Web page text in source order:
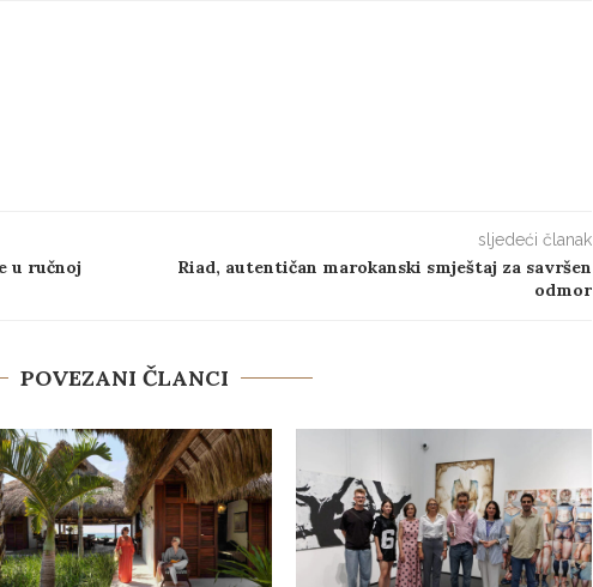
u ručnoj
sljedeći članak
Riad, autentičan marokanski smještaj za savršen
odmor
POVEZANI ČLANCI